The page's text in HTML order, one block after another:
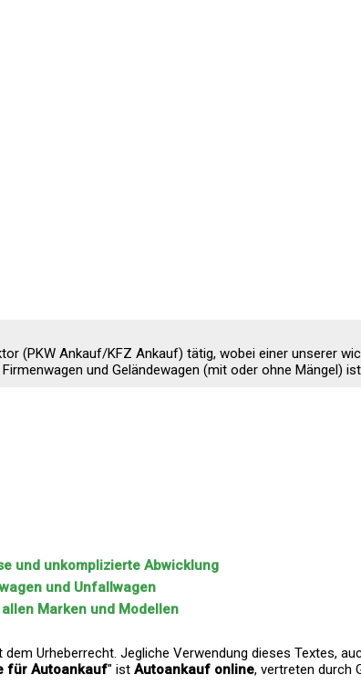
(PKW Ankauf/KFZ Ankauf) tätig, wobei einer unserer
und Geländewagen (mit oder ohne Mängel)
und unkomplizierte Abwicklung
und Unfallwagen
Marken und Modellen
dem Urheberrecht. Jegliche Verwendung dieses Textes,
für Autoankauf" ist Autoankauf online, vertreten durch